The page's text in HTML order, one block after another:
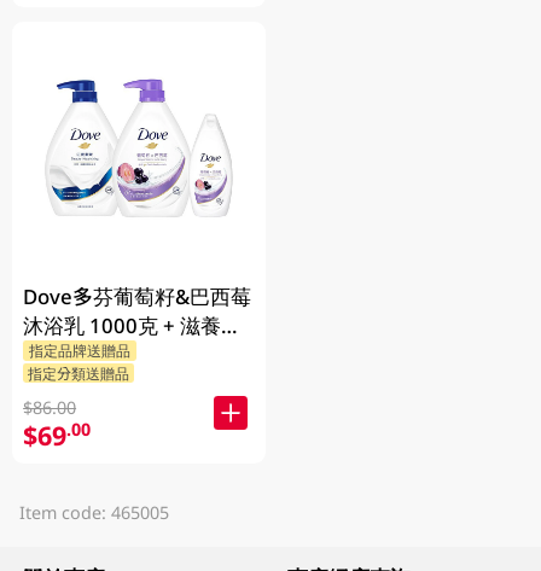
Dove多芬葡萄籽&巴西莓
沐浴乳 1000克 + 滋養柔
嫰沐浴乳 1000克 + 隨機
贈品 200克
指定品牌送贈品
指定分類送贈品
$86.00
$69.00
Item code: 465005